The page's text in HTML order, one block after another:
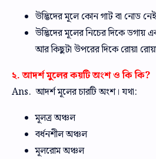
উদ্ভিদের মূলে কোন গাট বা নোড
উদ্ভিদের মূলের নিচের দিকে
আর কিছুটা উপরের দিকে রোয়া
২. আদর্শ মুলের কয়টি অংশ ও কি কি?
Ans. আদর্শ মূলের চারটি অংশ। যথা:
মূলত্র অঞ্চল
বর্ধনশীল অঞ্চল
মূলরোম অঞ্চল